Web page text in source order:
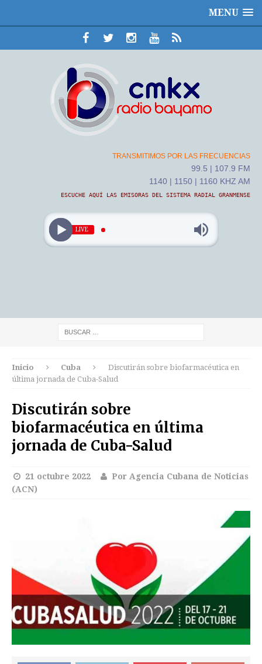
MENU
TRANSMITIMOS POR LAS FRECUENCIAS
99.5 | 107.9 FM
1140 | 1150 | 1160 KHZ AM
ESCUCHE AQUÍ LAS EMISORAS DEL SISTEMA RADIAL GRANMENSE
LIVE
Inicio Cuba
Discutirán sobre biofarmacéutica en
última jornada de Cuba-Salud
Discutirán sobre
biofarmacéutica en última
jornada de Cuba-Salud
21 octubre 2022
Por Agencia Cubana de Noticias
(ACN)